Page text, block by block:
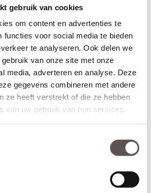
gebruik van cookies
om content en advertenties te
functies voor social media te bieden
te analyseren. Ook delen we
van onze site met onze
media, adverteren en analyse. Deze
gegevens combineren met andere
ze heeft verstrekt of die ze hebben
van uw gebruik van hun services.
vanaf de onderzijde van de deur. Let
de deur is van belang. Maak je keuze uit
(voordeur)
waarbij aan de buitenzijde van een
en aan de binnenzijde een
sloten worden meestal geplaatst op
in de deur wordt beschermd met
(achterdeur)
wordt gemonteerd. Krukbediende
geplaatst op een
gemonteerd.